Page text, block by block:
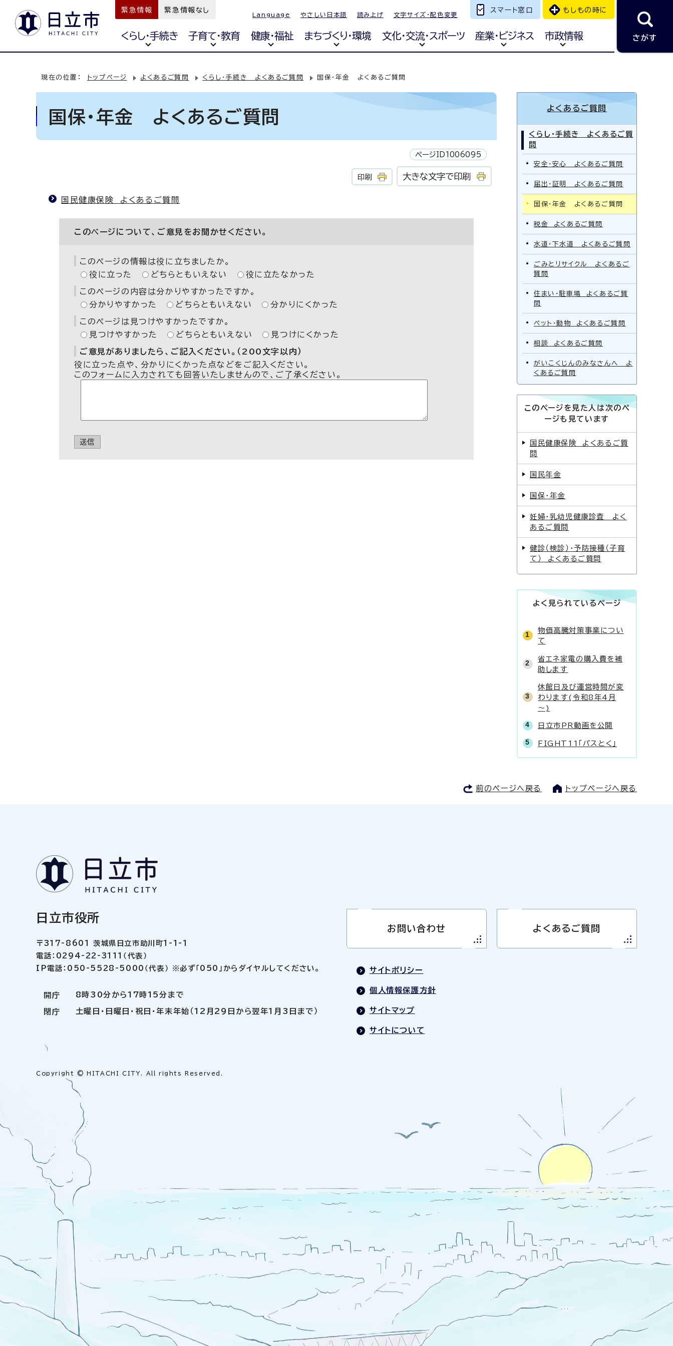
緊急情報 緊急情報なし
Language やさしい日本語 読み上げ 文字サイズ・配色変更
スマート窓口 もしもの時に
くらし・手続き 子育て・教育 健康・福祉 まちづくり・環境 文化・交流・スポーツ 産業・ビジネス 市政情報 さがす
現在の位置： トップページ よくあるご質問 くらし・手続き よくあるご質問 国保・年金 よくあるご質問
国保・年金 よくあるご質問
ページID1006095
印刷 大きな文字で印刷
国民健康保険 よくあるご質問
このページについて、ご意見をお聞かせください。
このページの情報は役に立ちましたか。
役に立った
どちらともいえない 役に立たなかった
このページの内容は分かりやすかったですか。
分かりやすかった
どちらともいえない 分かりにくかった
このページは見つけやすかったですか。
見つけやすかった
どちらともいえない 見つけにくかった
ご意見がありましたら、ご記入ください。（200文字以内）
役に立った点や、分かりにくかった点などをご記入ください。
このフォームに入力されても回答いたしませんので、ご了承ください。
送信
よくあるご質問
くらし・手続き よくあるご質
問
安全・安心 よくあるご質問
届出・証明 よくあるご質問
国保・年金 よくあるご質問
税金 よくあるご質問
水道・下水道 よくあるご質問
ごみとリサイクル よくあるご
質問
住まい・駐車場 よくあるご質
問
ペット・動物 よくあるご質問
相談 よくあるご質問
がいこくじんのみなさんへ よ
くあるご質問
このページを見た人は次のペ
ージも見ています
国民健康保険 よくあるご質
問
国民年金
国保・年金
妊婦・乳幼児健康診査 よく
あるご質問
健診（検診）・予防接種（子育
て） よくあるご質問
よく見られているページ
物価高騰対策事業につい
て
省エネ家電の購入費を補
助します
休館日及び運営時間が変
わります(令和8年4月
～)
日立市PR動画を公開
FIGHT11「パスとく」
前のページへ戻る トップページへ戻る
日立市役所
〒317-8601 茨城県日立市助川町1-1-1
電話：0294-22-3111（代表）
IP電話：050-5528-5000（代表） ※必ず「050」からダイヤルしてください。
開庁 8時30分から17時15分まで
閉庁 土曜日・日曜日・祝日・年末年始（12月29日から翌年1月3日まで）
お問い合わせ よくあるご質問
サイトポリシー
個人情報保護方針
サイトマップ
サイトについて
Copyright © HITACHI CITY. All rights Reserved.